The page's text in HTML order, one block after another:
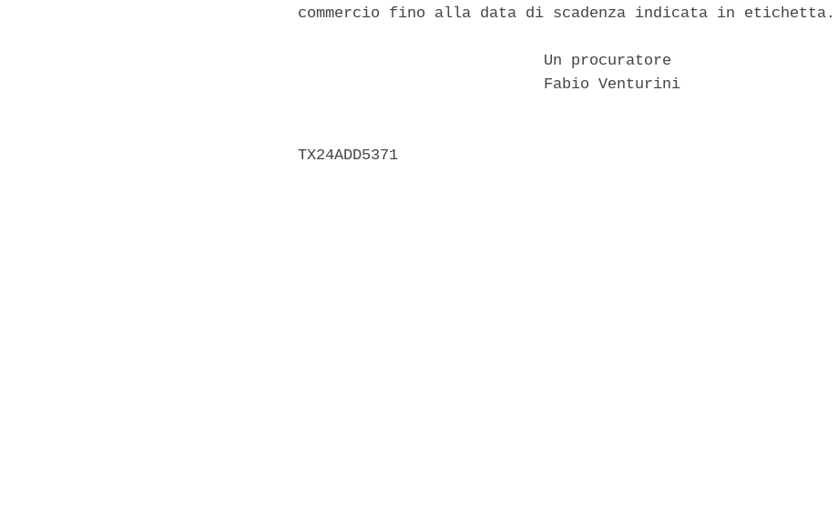
commercio fino alla data di scadenza indicata in etichetta.
                           Un procuratore
                           Fabio Venturini